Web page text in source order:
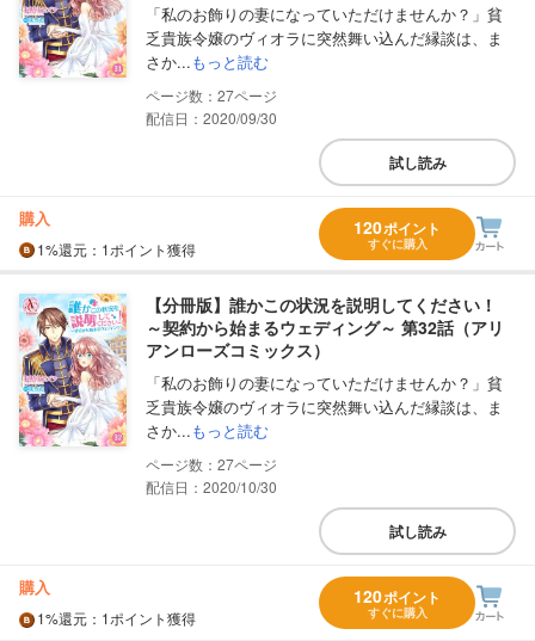
「私のお飾りの妻になっていただけませんか？」貧
乏貴族令嬢のヴィオラに突然舞い込んだ縁談は、ま
さか...もっと読む
27
配信日：2020/09/30
試し読み
購入
1%還元 ：1ポイント獲得
120ポイント
すぐに購入
【分冊版】誰かこの状況を説明してください！
～契約から始まるウェディング～ 第32話（アリ
アンローズコミックス）
「私のお飾りの妻になっていただけませんか？」貧
乏貴族令嬢のヴィオラに突然舞い込んだ縁談は、ま
さか...もっと読む
27
配信日：2020/10/30
試し読み
購入
1%還元 ：1ポイント獲得
120ポイント
すぐに購入